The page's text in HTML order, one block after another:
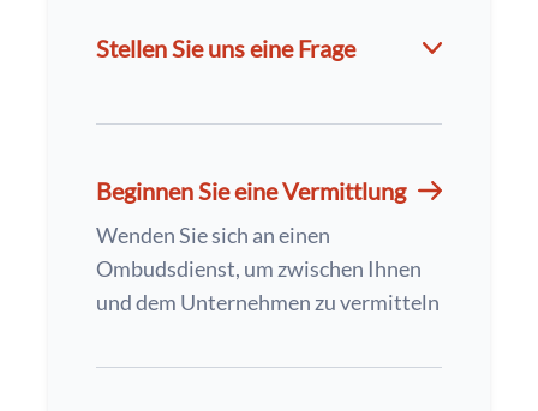
Stellen Sie uns eine Frage
Beginnen Sie eine Vermittlung
Wenden Sie sich an einen
Ombudsdienst, um zwischen Ihnen
und dem Unternehmen zu vermitteln